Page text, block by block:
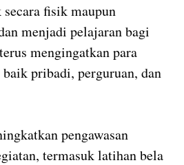
fisik maupun
menjadi pelajaran bagi
mengingatkan para
pribadi, perguruan, dan
pengawasan
termasuk latihan bela